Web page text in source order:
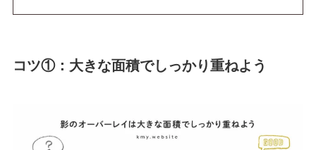
コツ①：大きな面積でしっかり重ねよう